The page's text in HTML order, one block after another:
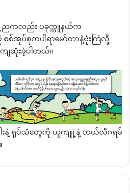
ကလည်း ပခုက္ကူနယ်က
စ်အုပ်စုကပါရာမော်တာနဲ့ဗုံးကြဲလို့
ျဆုံးခဲ့ပါတယ်။
ပါးနဲ့ ရုပ်သံတွေကို ယူကျူ့နဲ့ တယ်လီဂရမ်